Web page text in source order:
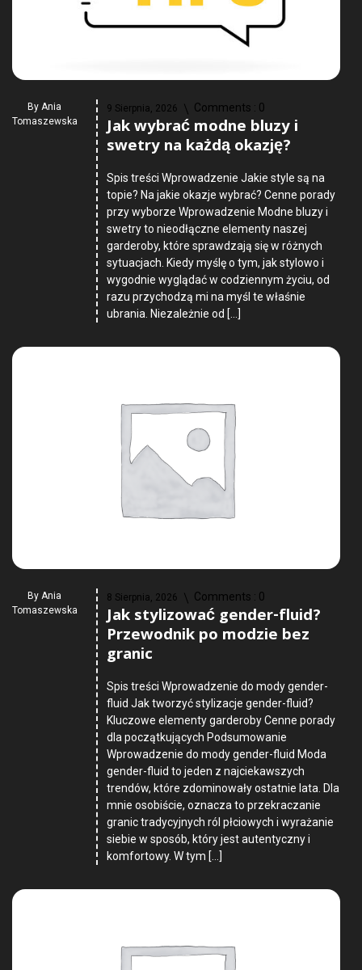
By Ania
Tomaszewska
9 Sierpnia, 2026 Comments : 0
Jak wybrać modne bluzy i
swetry na każdą okazję?
Spis treści Wprowadzenie Jakie style są na
topie? Na jakie okazje wybrać? Cenne porady
przy wyborze Wprowadzenie Modne bluzy i
swetry to nieodłączne elementy naszej
garderoby, które sprawdzają się w różnych
sytuacjach. Kiedy myślę o tym, jak stylowo i
wygodnie wyglądać w codziennym życiu, od
razu przychodzą mi na myśl te właśnie
ubrania. Niezależnie od […]
By Ania
Tomaszewska
8 Sierpnia, 2026 Comments : 0
Jak stylizować gender-fluid?
Przewodnik po modzie bez
granic
Spis treści Wprowadzenie do mody gender-
fluid Jak tworzyć stylizacje gender-fluid?
Kluczowe elementy garderoby Cenne porady
dla początkujących Podsumowanie
Wprowadzenie do mody gender-fluid Moda
gender-fluid to jeden z najciekawszych
trendów, które zdominowały ostatnie lata. Dla
mnie osobiście, oznacza to przekraczanie
granic tradycyjnych ról płciowych i wyrażanie
siebie w sposób, który jest autentyczny i
komfortowy. W tym […]